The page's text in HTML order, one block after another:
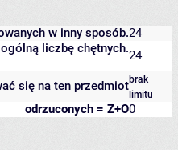
w inny sposób.24
liczbę chętnych.24
się na ten przedmiotbrak
limitu
odrzuconych = Z+O0